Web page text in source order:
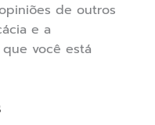
de outros
e a
você está